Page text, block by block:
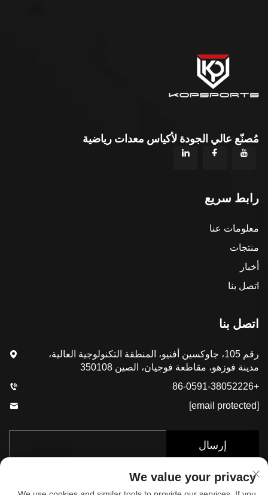
مُصنّع عالي الجودة لأكياس معدات رياضية
رابط سريع
معلومات عنا
منتجات
أخبار
اتصل بنا
اتصل بنا
رقم 105، جاوكسين أفنيو، المنطقة التكنولوجية العالية،
مدينة فوزهو، مقاطعة فوجيان، الصين 350108
+86-0591-38052226
[email protected]
إرسال
We value your privacy